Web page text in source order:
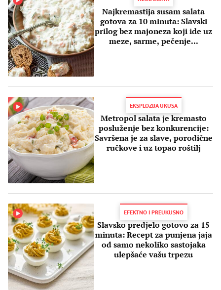
Najkremastija susam salata
gotova za 10 minuta: Slavski
prilog bez majoneza koji ide uz
meze, sarme, pečenje...
EKSPLOZIJA UKUSA
Metropol salata je kremasto
posluženje bez konkurencije:
Savršena je za slave, porodične
ručkove i uz topao roštilj
EFEKTNO I PREUKUSNO
Slavsko predjelo gotovo za 15
minuta: Recept za punjena jaja
od samo nekoliko sastojaka
ulepšaće vašu trpezu